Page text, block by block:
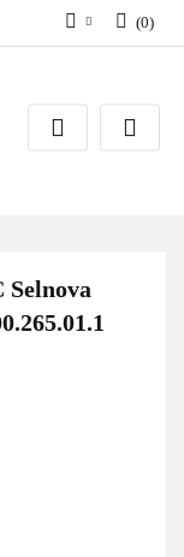
zgłoszenie
(0)